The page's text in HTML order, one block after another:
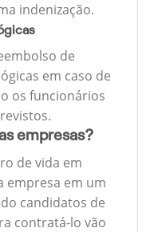
indenização.
de
em caso de
os funcionários
empresas?
de vida em
empresa em um
candidatos de
contratá-lo vão